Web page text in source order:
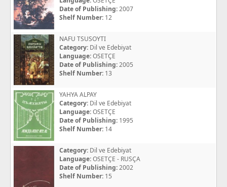
Date of Publishing:2007
Shelf Number: 12
NAFU TSUSOYTI
Category: Dil ve Edebiyat
Language:OSETÇE
Date of Publishing:2005
Shelf Number: 13
YAHYA ALPAY
Category: Dil ve Edebiyat
Language:OSETÇE
Date of Publishing: 1995
Shelf Number: 14
Category: Dil ve Edebiyat
Language:OSETÇE - RUSÇA
Date of Publishing:2002
Shelf Number: 15